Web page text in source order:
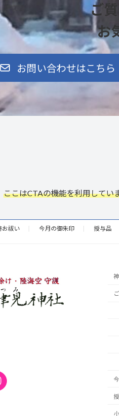
ご
お
お問い合わせはこちら
ここはCTAの機能を利用してい
お祓い 今月の御朱印 授与品